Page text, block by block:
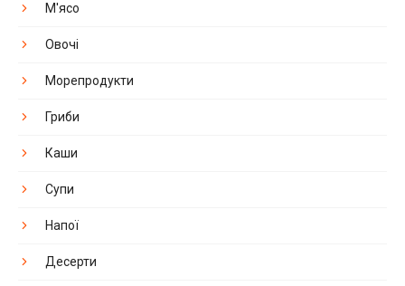
М'ясо
Овочі
Морепродукти
Гриби
Каши
Супи
Напої
Десерти